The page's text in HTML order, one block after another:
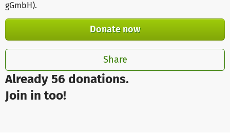
Already 56 donations.
Join in too!
gGmbH).
Donate now
Share